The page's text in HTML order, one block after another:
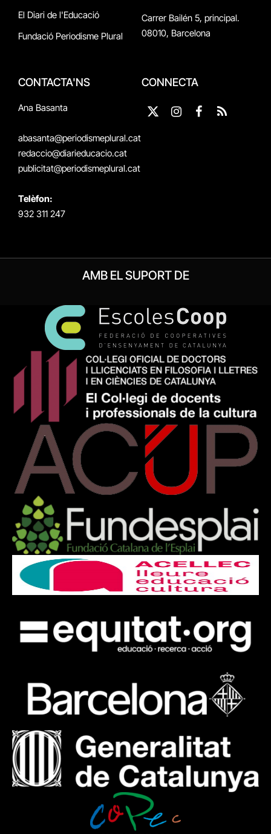
El Diari de l'Educació
Fundació Periodisme Plural
Carrer Bailén 5, principal.
08010, Barcelona
CONTACTA'NS
Ana Basanta
abasanta@periodismeplural.cat
redaccio@diarieducacio.cat
publicitat@periodismeplural.cat
Telèfon:
932 311 247
CONNECTA
X
InstagramFacebook
RSS
AMB EL SUPORT DE